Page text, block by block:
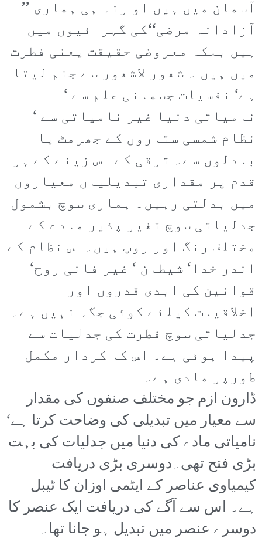
آسمان میں ہیں او رنہ ہی ہماری ’’
آزادانہ مرضی‘‘کی گہرائیوں میں
ہیں بلکہ معروضی حقیقت یعنی فطرت
میں ہیں ۔ شعور لاشعور سے جنم لیتا
ہے‘ نفسیات جسمانی علم سے ‘
نامیاتی دنیا غیر نامیاتی سے ‘
نظام شمسی ستاروں کے جھرمٹ یا
بادلوں سے۔ ترقی کے اس زینے کے ہر
قدم پر مقداری تبدیلیاں معیاروں
میں بدلتی رہیں۔ ہماری سوچ بشمول
جدلیاتی سوچ تغیر پذیر مادے کے
مختلف رنگ اور روپ ہیں۔اس نظام کے
اندر خدا‘ شیطان ‘ غیر فانی روح‘
قوانین کی ابدی قدروں اور
اخلاقیات کیلئے کوئی جگہ نہیں ہے۔
جدلیاتی سوچ فطرت کی جدلیات سے
پیدا ہوئی ہے۔ اس کا کردار مکمل
طورپر مادی ہے۔
ڈارون ازم جو مختلف صنفوں کی مقدار
سے معیار میں تبدیلی کی وضاحت کرتا ہے‘
نامیاتی مادے کی دنیا میں جدلیات کی بہت
بڑی فتح تھی۔دوسری بڑی دریافت
کیمیاوی عناصر کے ایٹمی اوزان کا ٹیبل
ہے۔ اس سے آگے کی دریافت ایک عنصر کا
دوسرے عنصر میں تبدیل ہو جانا تھا۔